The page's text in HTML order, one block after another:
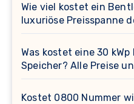
Wie viel kostet ein
luxuriöse Preisspanne
Was kostet eine 30
Speicher? Alle Preise
Kostet 0800 Nummer